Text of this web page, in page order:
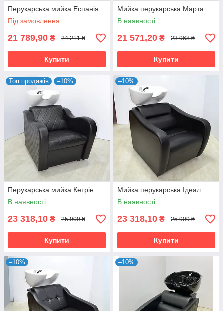
Перукарська мийка Еспанія
Під замовлення
21 789,90 ₴ 24 211 ₴
Купити
Мийка перукарська Марта
В наявності
21 571,20 ₴ 23 968 ₴
Купити
Топ продажів –10%
Перукарська мийка Кетрін
В наявності
23 318,10 ₴ 25 909 ₴
Купити
–10%
Мийка перукарська Ідеал
В наявності
23 318,10 ₴ 25 909 ₴
Купити
–10% –10%